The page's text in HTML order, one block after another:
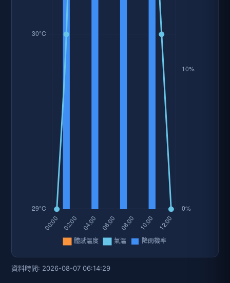
資料時間: 2026-08-07 06:14:29